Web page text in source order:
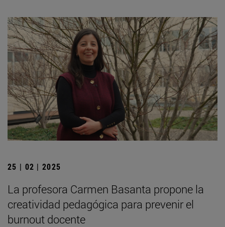
25 | 02 | 2025
La profesora Carmen Basanta propone la
creatividad pedagógica para prevenir el
burnout docente